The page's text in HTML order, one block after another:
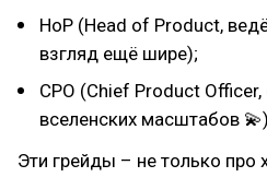
HoP (Head of Product,
взгляд ещё шире);
CPO (Chief Product Officer,
вселенских масштабов
Эти грейды – не только про